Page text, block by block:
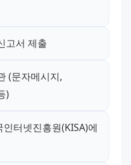
고서 제출
(문자메시지,
)
터넷진흥원(KISA)에